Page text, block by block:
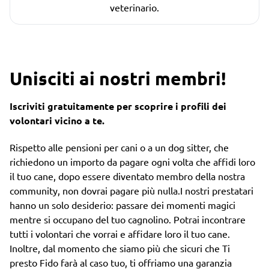
veterinario.
Unisciti ai nostri membri!
Iscriviti gratuitamente per scoprire i profili dei
volontari vicino a te.
Rispetto alle pensioni per cani o a un dog sitter, che
richiedono un importo da pagare ogni volta che affidi loro
il tuo cane, dopo essere diventato membro della nostra
community, non dovrai pagare più nulla.I nostri prestatari
hanno un solo desiderio: passare dei momenti magici
mentre si occupano del tuo cagnolino. Potrai incontrare
tutti i volontari che vorrai e affidare loro il tuo cane.
Inoltre, dal momento che siamo più che sicuri che Ti
presto Fido farà al caso tuo, ti offriamo una garanzia